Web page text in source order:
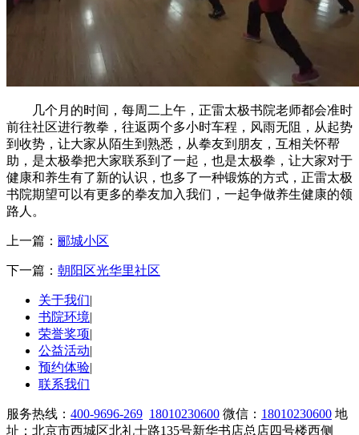
几个月的时间，每周二上午，正雷太极书院老师都会准时
前往社区进行教拳，往返两个多小时车程，风雨无阻，从起势
到收势，让大家从陌生到熟悉，从拳友到朋友，互相关怀帮
助，是太极拳把大家联系到了一起，也是太极拳，让大家对于
健康和养生有了新的认识，也多了一种锻炼的方式，正雷太极
书院期望可以有更多的拳友加入我们，一起争做养生健康的领
路人。
上一篇： 郦城小区
下一篇： 朝阳区光华里社区
关于我们|
书院环境|
荣誉奖项|
公益活动|
预约体验|
联系我们
服务热线： 400-9696-269 18010230600 微信： 18010230600 地
址：北京市西城区北礼士路135号新华书店总店四号楼西侧